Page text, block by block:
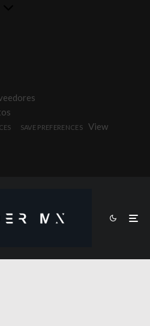
SAVE PREFERENCES
View